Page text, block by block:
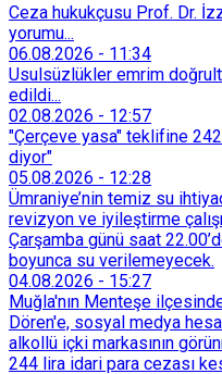
Ceza hukukçusu Prof. Dr.
yorumu...
06.08.2026 - 11:34
Usulsüzlükler emrim
edildi...
02.08.2026 - 12:57
"Çerçeve yasa" teklifine
diyor"
05.08.2026 - 12:28
Ümraniye’nin temiz su
revizyon ve iyileştirme
Çarşamba günü saat
boyunca su verilemeyecek.
04.08.2026 - 15:27
Muğla'nın Menteşe
Dören'e, sosyal medya
alkollü içki markasının
244 lira idari para cezası